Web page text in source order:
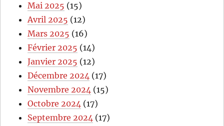
Mai 2025 (15)
Avril 2025 (12)
Mars 2025 (16)
Février 2025 (14)
Janvier 2025 (12)
Décembre 2024 (17)
Novembre 2024 (15)
Octobre 2024 (17)
Septembre 2024 (17)